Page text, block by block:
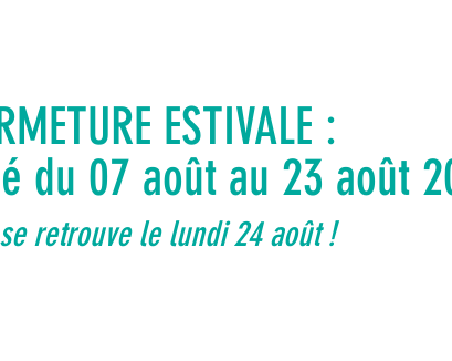
ESTIVALE :
du 07 août au 23 août
retrouve le lundi 24 août !